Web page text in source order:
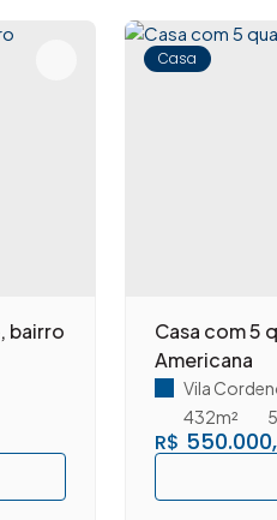
bairro
Casa
Casa com 5
Americana
R$
Vila
5
432m²